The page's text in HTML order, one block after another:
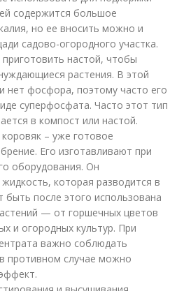
содержится большое
но ее вносить можно и
садово-огородного участка.
настой, чтобы
растения. В этой
нет фосфора, поэтому часто его
суперфосфата. Часто этот тип
в компост или настой.
– уже готовое
Его изготавливают при
оборудования. Он
которая разводится в
после этого использована
— от горшечных цветов
и огородных культур. При
важно соблюдать
противном случае можно